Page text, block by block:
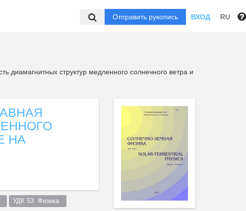
Отправить рукопись ВХОД RU
диамагнитных структур медленного солнечного ветра и
НА
УДК 53  Физика